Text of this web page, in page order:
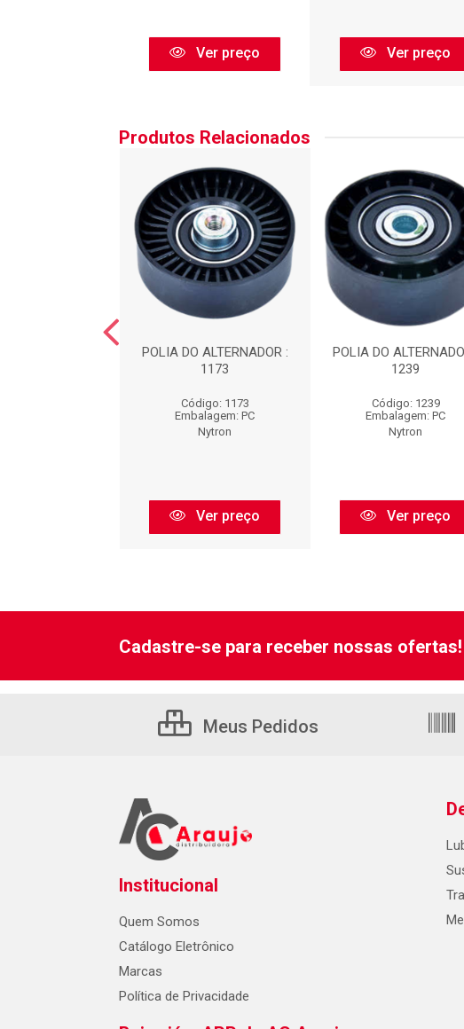
Ver preço Ver preço
Produtos Relacionados
POLIA DO ALTERNADOR :
1173
Código: 1173
Embalagem: PC
Nytron
Ver preço
POLIA DO
1239
Código: 1239
Embalagem: PC
Nytron
Ver preço
Cadastre-se para receber nossas ofertas!
Meus Pedidos
Institucional
Quem Somos
Catálogo Eletrônico
Marcas
Política de Privacidade